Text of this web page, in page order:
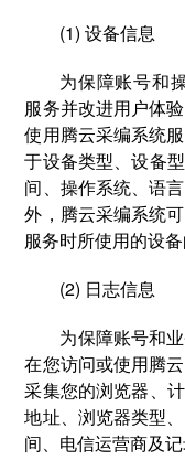
(1) 设备信息
为保障账号和
服务并改进用户体
使用腾云采编系统
于设备类型、设备
间、操作系统、语
外，腾云采编系统
服务时所使用的设备
(2) 日志信息
为保障账号和
在您访问或使用腾
采集您的浏览器、
地址、浏览器类型
间、电信运营商及